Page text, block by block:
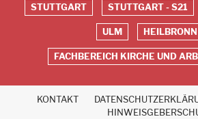
STUTTGART STUTTGART - S21
ULM HEILBRONN
FACHBEREICH KIRCHE UND
KONTAKT